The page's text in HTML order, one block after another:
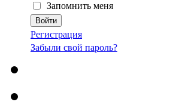
Запомнить меня
Регистрация
Забыли свой пароль?